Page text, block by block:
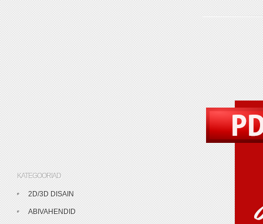
KATEGOORIAD
2D/3D DISAIN
ABIVAHENDID